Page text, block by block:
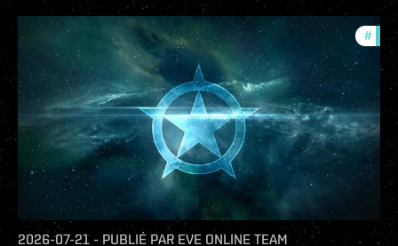
#
2026-07-21 - PUBLIÉ PAR EVE ONLINE TEAM